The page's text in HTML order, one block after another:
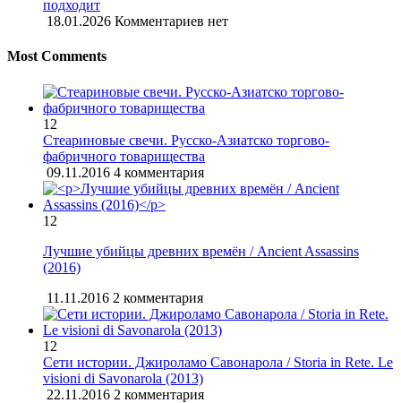
подходит
18.01.2026 Комментариев нет
Most Comments
12
Стеариновые свечи. Русско-Азиатско торгово-
фабричного товарищества
09.11.2016 4 комментария
12
Лучшие убийцы древних времён / Ancient Assassins
(2016)
11.11.2016 2 комментария
12
Сети истории. Джироламо Савонарола / Storia in Rete. Le
visioni di Savonarola (2013)
22.11.2016 2 комментария